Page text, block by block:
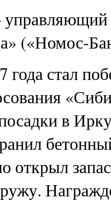
(«Номос-
года стал
в
открыл